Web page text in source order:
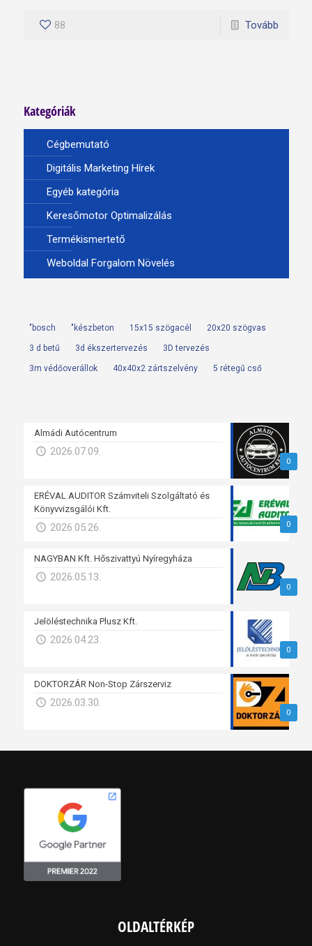
88 Tovább
Kategóriák
Cégbemutató
Digitális Marketing Hírek
Egyéb kategória
Keresőmotor Optimalizálás
Termékismertető
Weboldal Forgalom Növelés
"bosch "készbeton 15x15 szögacél 20x20 szögvas
3 d betű 3d ékszertervezés 3D tervezés
3m védőoverállok 40x40x2 zártszelvény 5 rétegű cső
0
Almádi Autócentrum
2026.07.09.
0
ERÉVAL AUDITOR Számviteli Szolgáltató és
Könyvvizsgálói Kft.
2026.05.26.
0
NAGYBAN Kft. Hőszivattyú Nyíregyháza
2026.05.13.
0
Jelöléstechnika Plusz Kft.
2026.04.23.
0
DOKTORZÁR Non-Stop Zárszerviz
2026.03.30.
OLDALTÉRKÉP